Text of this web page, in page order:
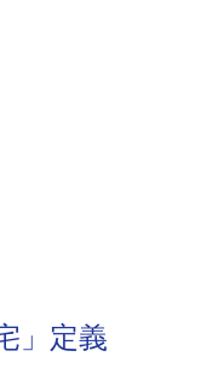
」定義